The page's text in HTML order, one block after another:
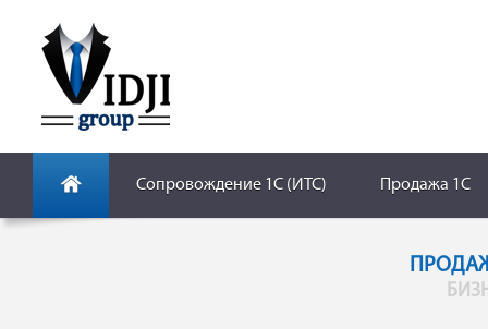
Сопровождение 1С (ИТС) Продажа 1С